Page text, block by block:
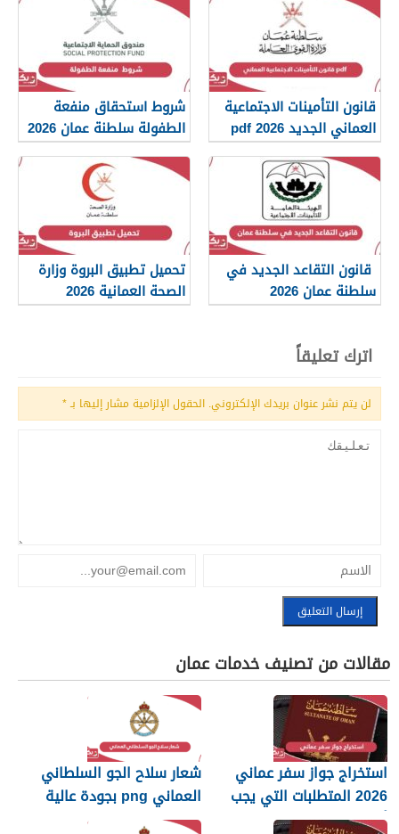
قانون التأمينات الاجتماعية
العماني الجديد 2026 pdf
شروط استحقاق منفعة
الطفولة سلطنة عمان 2026
قانون التقاعد الجديد في
سلطنة عمان 2026
تحميل تطبيق البروة وزارة
الصحة العمانية 2026
اترك تعليقاً
لن يتم نشر عنوان بريدك الإلكتروني. الحقول الإلزامية مشار إليها بـ*
مقالات من تصنيف خدمات عمان
استخراج جواز سفر عماني
2026 المتطلبات التي يجب
أن تعرفها
شعار سلاح الجو السلطاني
العماني png بجودة عالية
2026